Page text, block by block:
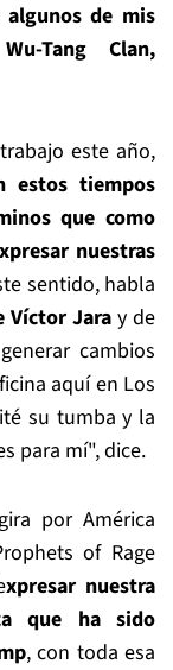
de mis
Tang Clan,
este año,
estos tiempos
que como
nuestras
sentido, habla
Víctor Jaray de
cambios
aquí en Los
su tumba y la
para mí", dice.
por América
of Rage
xpresar nuestra
que ha sido
, con toda esa